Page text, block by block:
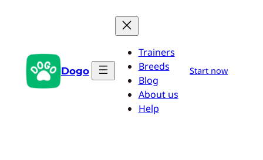
Dogo
Trainers
Breeds
Blog
About us
Help
Start now